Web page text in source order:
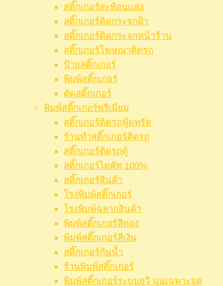
สติ๊กเกอร์สะท้อนแสง
สติ๊กเกอร์ติดกระจกฝ้า
สติ๊กเกอร์ติดกระจกหน้าร้าน
สติ๊กเกอร์โฆษณาติดรถ
ป้ายสติ๊กเกอร์
พิมพ์สติ๊กเกอร์
ตัดสติ๊กเกอร์
พิมพ์สติ๊กเกอร์พรีเมียม
สติ๊กเกอร์ติดรถฟู้ดทรัค
ร้านทำสติ๊กเกอร์ติดรถ
สติ๊กเกอร์ติดรถตู้
สติ๊กเกอร์ไดคัท 100%
สติ๊กเกอร์สินค้า
โรงพิมพ์สติ๊กเกอร์
โรงพิมพ์ฉลากสินค้า
พิมพ์สติ๊กเกอร์สีทอง
พิมพ์สติ๊กเกอร์สีเงิน
สติ๊กเกอร์กันน้ำ
ร้านพิมพ์สติ๊กเกอร์
พิมพ์สติ๊กเกอร์ระบบยูวี นูนเฉพาะจุด